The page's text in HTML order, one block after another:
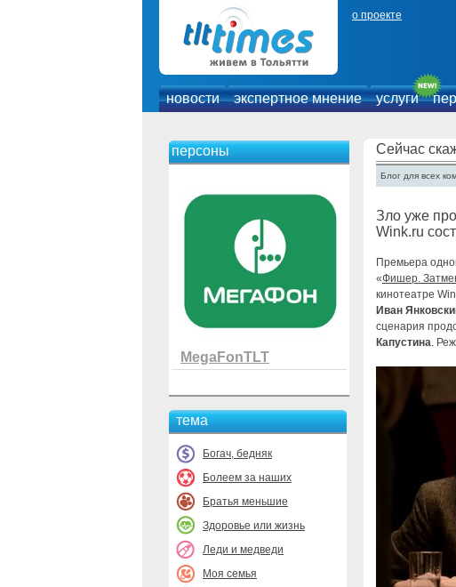
о проекте
новости экспертное мнение услуги
персоны
MegaFonTLT
тема
Богач, бедняк
Болеем за наших
Братья меньшие
Здоровье или жизнь
Леди и медведи
Моя семья
Сейчас
Блог для всех
Зло уже
Wink.ru
Премьера
«Фишер.
кинотеатре
Иван
сценария
Капустина.